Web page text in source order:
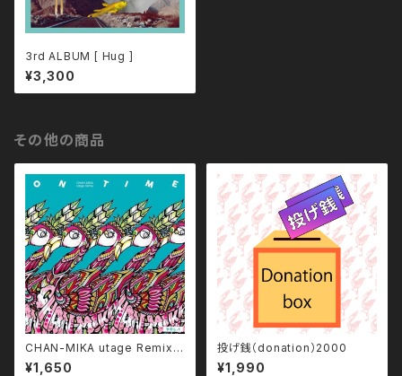
3rd ALBUM [ Hug ]
¥3,300
その他の商品
CHAN-MIKA utage Remix [
ON TIME vol.1 ]
¥1,650
投げ銭（donation）2000
¥1,990